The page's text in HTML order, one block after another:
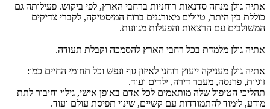
אתיה גולן מנחה סדנאות רוחניות ברחבי הארץ, לפי ביקוש. פעילותה גם
כוללת בין היתר, טיולים מאורגנים ברוח המיסטיקה, לקברי צדיקים
המשולבים עם הרצאות והפעלות מגוונות.
אתיה גולן מלמדת בכל רחבי הארץ להסמכה וקבלת תעודה.
אתיה גולן מעניקה ייעוץ רוחני לאיזון גוף ונפש וכל תחומי החיים כמו:
זוגיות, פרנסה, מעבר דירה, ילדים ועוד.
תהליכי הטיפול שלה מותאמים לכל אדם באופן אישי, גילוי וחיבור לתת
מודע, לימוד להתמודדות עם קשיים, שינוי תפיסת עולם ועוד.